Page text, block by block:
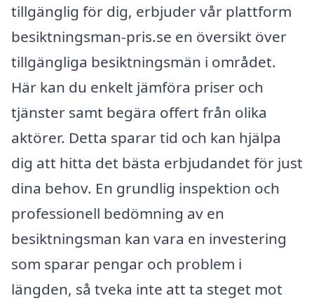
tillgänglig för dig, erbjuder vår plattform
besiktningsman-pris.se en översikt över
tillgängliga besiktningsmän i området.
Här kan du enkelt jämföra priser och
tjänster samt begära offert från olika
aktörer. Detta sparar tid och kan hjälpa
dig att hitta det bästa erbjudandet för just
dina behov. En grundlig inspektion och
professionell bedömning av en
besiktningsman kan vara en investering
som sparar pengar och problem i
längden, så tveka inte att ta steget mot